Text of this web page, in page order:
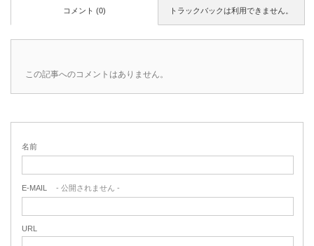
トラックバックは利用できません。
コメント (0)
この記事へのコメントはありません。
名前
E-MAIL - 公開されません -
URL